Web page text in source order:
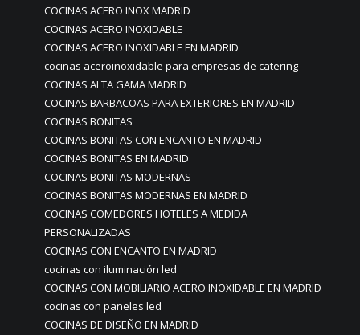
COCINAS ACERO INOX MADRID
COCINAS ACERO INOXIDABLE
COCINAS ACERO INOXIDABLE EN MADRID
cocinas aceroinoxidable para empresas de catering
COCINAS ALTA GAMA MADRID
COCINAS BARBACOAS PARA EXTERIORES EN MADRID
COCINAS BONITAS
COCINAS BONITAS CON ENCANTO EN MADRID
COCINAS BONITAS EN MADRID
COCINAS BONITAS MODERNAS
COCINAS BONITAS MODERNAS EN MADRID
COCINAS COMEDORES HOTELES A MEDIDA
PERSONALIZADAS
COCINAS CON ENCANTO EN MADRID
cocinas con iluminación led
COCINAS CON MOBILIARIO ACERO INOXIDABLE EN MADRID
cocinas con paneles led
COCINAS DE DISEÑO EN MADRID